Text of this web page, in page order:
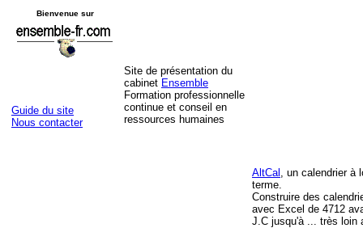
Bienvenue sur
Guide du site
Nous contacter
Site de présentation du
cabinet Ensemble
Formation professionnelle
continue et conseil en
ressources humaines
AltCal , un calendrier à
terme.
Construire des
avec Excel de 4712
J.C jusqu'à ... très loin